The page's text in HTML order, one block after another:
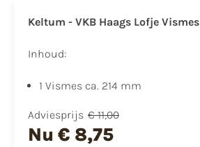
Keltum - VKB Haags Lofje Vismes
Inhoud:
1 Vismes ca. 214 mm
Adviesprijs € 11,00
Nu € 8,75